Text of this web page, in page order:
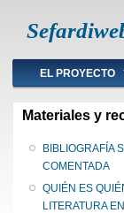
Main menu
EL PROYECTO
Materiales y
BIBLIOGRAFÍA
COMENTADA
QUIÉN ES
LITERATURA